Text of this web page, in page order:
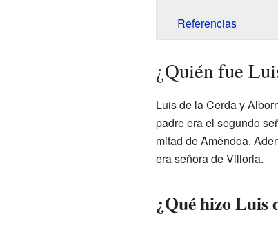
Referencias
¿Quién fue
Luis de la Cerda y
padre era el segundo
mitad de Amêndoa.
era señora de Villoria.
¿Qué hizo Luis